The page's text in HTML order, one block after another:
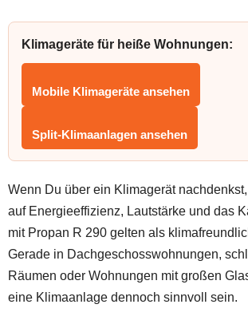
Klimageräte für heiße Wohnungen:
Mobile Klimageräte ansehen
Split-Klimaanlagen ansehen
Wenn Du über ein Klimagerät
auf Energieeffizienz, Lautstärke und das
mit Propan R 290 gelten als
Gerade in Dachgeschosswohnungen,
Räumen oder Wohnungen mit großen
eine Klimaanlage dennoch sinnvoll sein.